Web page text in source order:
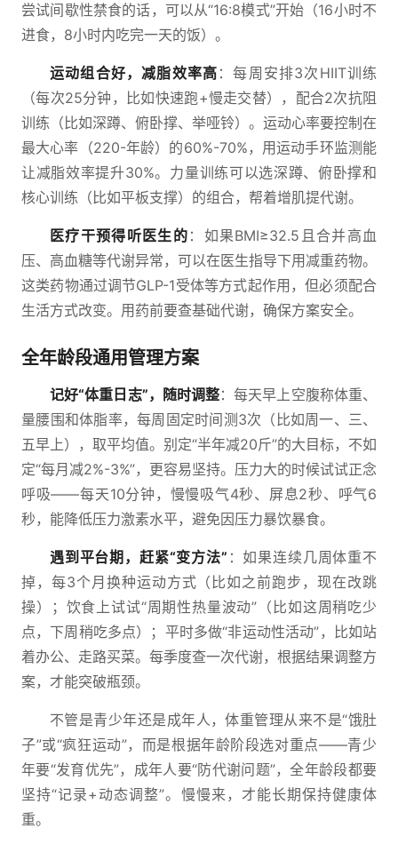
尝试间歇性禁食的话，可以从“16:8模式”开始（16小时不
进食，8小时内吃完一天的饭）。
运动组合好，减脂效率高 ：每周安排3次HIIT训练
（每次25分钟，比如快速跑+慢走交替），配合2次抗阻
训练（比如深蹲、俯卧撑、举哑铃）。运动心率要控制在
最大心率（220-年龄）的60%-70%，用运动手环监测能
让减脂效率提升30%。力量训练可以选深蹲、俯卧撑和
核心训练（比如平板支撑）的组合，帮着增肌提代谢。
医疗干预得听医生的 ：如果BMI≥32.5且合并高血
压、高血糖等代谢异常，可以在医生指导下用减重药物。
这类药物通过调节GLP-1受体等方式起作用，但必须配合
生活方式改变。用药前要查基础代谢，确保方案安全。
全年龄段通用管理方案
记好“体重日志”，随时调整：每天早上空腹称体重、
量腰围和体脂率，每周固定时间测3次（比如周一、三、
五早上），取平均值。别定“半年减20斤”的大目标，不如
定“每月减2%-3%”，更容易坚持。压力大的时候试试正念
呼吸——每天10分钟，慢慢吸气4秒、屏息2秒、呼气6
秒，能降低压力激素水平，避免因压力暴饮暴食。
遇到平台期，赶紧“变方法” ：如果连续几周体重不
掉，每3个月换种运动方式（比如之前跑步，现在改跳
操）；饮食上试试“周期性热量波动”（比如这周稍吃少
点，下周稍吃多点）；平时多做“非运动性活动”，比如站
着办公、走路买菜。每季度查一次代谢，根据结果调整方
案，才能突破瓶颈。
不管是青少年还是成年人，体重管理从来不是“饿肚
子”或“疯狂运动”，而是根据年龄阶段选对重点——青少
年要“发育优先”，成年人要“防代谢问题”，全年龄段都要
坚持“记录+动态调整”。慢慢来，才能长期保持健康体
重。